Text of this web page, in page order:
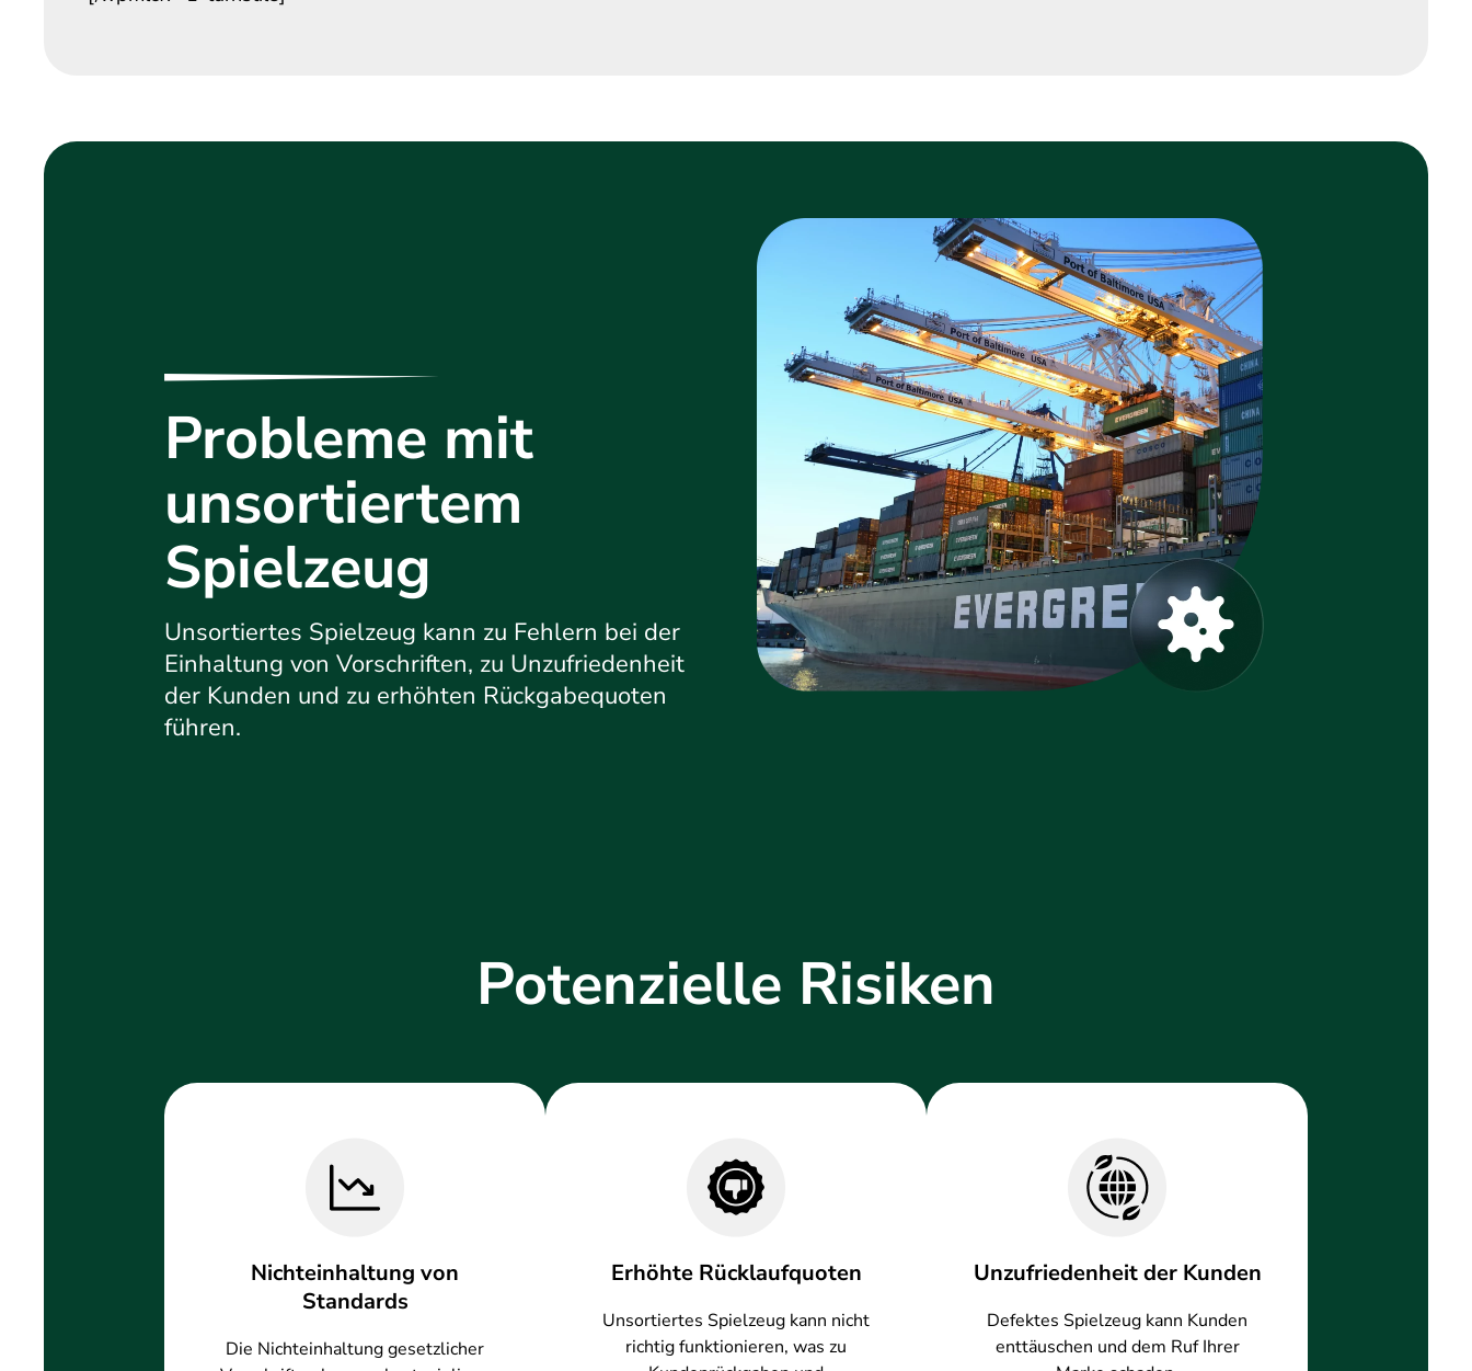
Probleme mit
unsortiertem
Spielzeug
Unsortiertes Spielzeug kann zu Fehlern bei der
Einhaltung von Vorschriften, zu Unzufriedenheit
der Kunden und zu erhöhten Rückgabequoten
führen.
Potenzielle Risiken
Nichteinhaltung von
Standards
Die Nichteinhaltung gesetzlicher
Erhöhte Rücklaufquoten
Unsortiertes Spielzeug kann nicht
richtig funktionieren, was zu
Unzufriedenheit der Kunden
Defektes Spielzeug kann Kunden
enttäuschen und dem Ruf Ihrer